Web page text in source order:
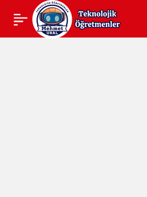
Python Kod Örnekleri